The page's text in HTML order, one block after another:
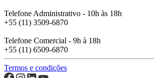
Telefone Administrativo - 10h às 18h
+55 (11) 3509-6870
Telefone Comercial - 9h à 18h
+55 (11) 6509-6870
Termos e condições